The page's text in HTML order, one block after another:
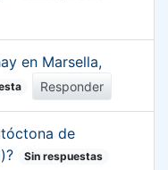
en Marsella,
Responder
de
Sin respuestas